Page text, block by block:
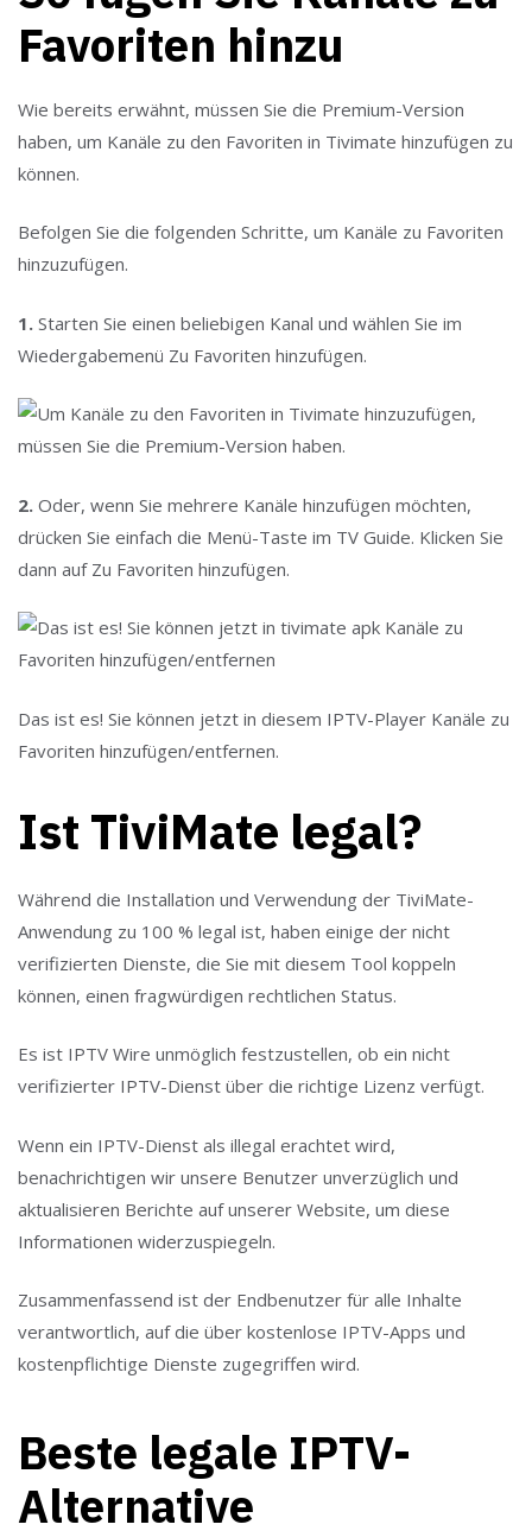
Favoriten hinzu
Wie bereits erwähnt, müssen Sie die Premium-Version
haben, um Kanäle zu den Favoriten in Tivimate hinzufügen zu
können.
Befolgen Sie die folgenden Schritte, um Kanäle zu Favoriten
hinzuzufügen.
1. Starten Sie einen beliebigen Kanal und wählen Sie im
Wiedergabemenü Zu Favoriten hinzufügen.
2. Oder, wenn Sie mehrere Kanäle hinzufügen möchten,
drücken Sie einfach die Menü-Taste im TV Guide. Klicken Sie
dann auf Zu Favoriten hinzufügen.
Das ist es! Sie können jetzt in diesem IPTV-Player Kanäle zu
Favoriten hinzufügen/entfernen.
Ist TiviMate legal?
Während die Installation und Verwendung der TiviMate-
Anwendung zu 100 % legal ist, haben einige der nicht
verifizierten Dienste, die Sie mit diesem Tool koppeln
können, einen fragwürdigen rechtlichen Status.
Es ist IPTV Wire unmöglich festzustellen, ob ein nicht
verifizierter IPTV-Dienst über die richtige Lizenz verfügt.
Wenn ein IPTV-Dienst als illegal erachtet wird,
benachrichtigen wir unsere Benutzer unverzüglich und
aktualisieren Berichte auf unserer Website, um diese
Informationen widerzuspiegeln.
Zusammenfassend ist der Endbenutzer für alle Inhalte
verantwortlich, auf die über kostenlose IPTV-Apps und
kostenpflichtige Dienste zugegriffen wird.
Beste legale IPTV-
Alternative